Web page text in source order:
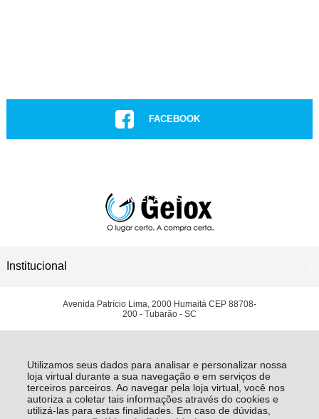
Utilizamos seus dados para analisar e personalizar nossa
loja virtual durante a sua navegação e em serviços de
terceiros parceiros. Ao navegar pela loja virtual, você nos
autoriza a coletar tais informações através do cookies e
utilizá-las para estas finalidades. Em caso de dúvidas,
FACEBOOK
CONHEÇA NOSSAS LOJAS
Institucional
Avenida Patrício Lima, 2000 Humaitá CEP 88708-
200 - Tubarão - SC
Gastronômicos
-